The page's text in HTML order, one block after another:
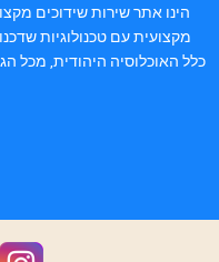
הינו אתר שירות שידוכים
מקצועית עם טכנולוגיות
כלל האוכלוסיה היהודית, מכל